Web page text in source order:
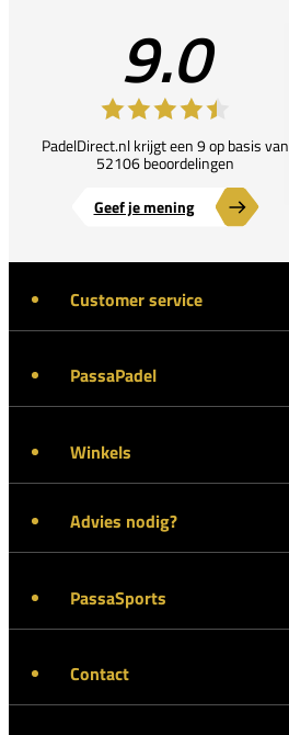
9.0
PadelDirect.nl krijgt een 9 op basis van
52106 beoordelingen
Geef je mening
Customer service
PassaPadel
Winkels
Advies nodig?
PassaSports
Contact